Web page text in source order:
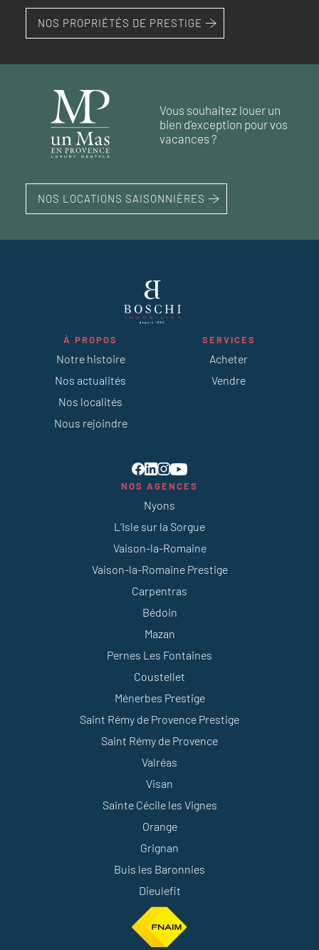
NOS PROPRIÉTÉS DE PRESTIGE
Vous souhaitez louer un
bien d'exception pour vos
vacances ?
NOS LOCATIONS SAISONNIÈRES
À PROPOS
Notre histoire
Nos actualités
Nos localités
Nous rejoindre
SERVICES
Acheter
Vendre
NOS AGENCES
Nyons
L’Isle sur la Sorgue
Vaison-la-Romaine
Vaison-la-Romaine Prestige
Carpentras
Bédoin
Mazan
Pernes Les Fontaines
Coustellet
Ménerbes Prestige
Saint Rémy de Provence Prestige
Saint Rémy de Provence
Valréas
Visan
Sainte Cécile les Vignes
Orange
Grignan
Buis les Baronnies
Dieulefit